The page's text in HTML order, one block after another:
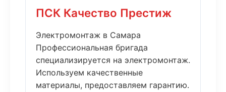
ПСК Качество Престиж
Электромонтаж в Самара
Профессиональная бригада
специализируется на электромонтаж.
Используем качественные
материалы, предоставляем гарантию.